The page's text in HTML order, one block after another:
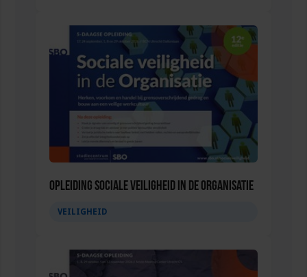
Opleiding Sociale Veiligheid in de Organisatie
VEILIGHEID